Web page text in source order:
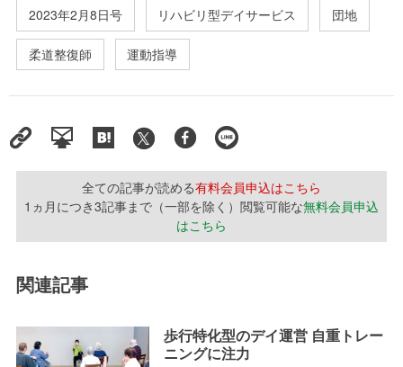
2023年2月8日号 リハビリ型デイサービス 団地
柔道整復師 運動指導
全ての記事が読める有料会員申込はこちら
1ヵ月につき3記事まで（一部を除く）閲覧可能な無料会員申込
はこちら
関連記事
歩行特化型のデイ運営 自重トレー
ニングに注力